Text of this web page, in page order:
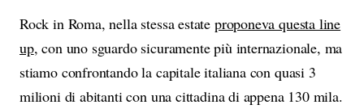
Rock in Roma, nella stessa estate proponeva questa line
up, con uno sguardo sicuramente più internazionale, ma
stiamo confrontando la capitale italiana con quasi 3
milioni di abitanti con una cittadina di appena 130 mila.